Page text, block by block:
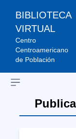
BIBLIOTECA
VIRTUAL
Centro
Centroamericano
de Población
Open sidebar